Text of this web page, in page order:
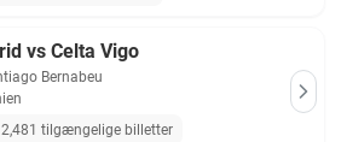
vs Celta Vigo
Bernabeu
2,481 tilgængelige billetter